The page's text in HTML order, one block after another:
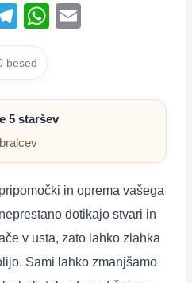
T
el
e
gr
a
m
W
s
A
p
besed
5 staršev
in oprema vašega
dotikajo stvari in
v usta, zato lahko zlahka
Sami lahko zmanjšamo